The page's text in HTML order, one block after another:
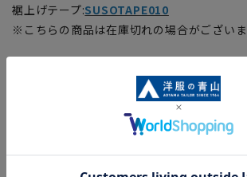
裾上げテープ:SUSOTAPE010
※こちらの商品は在庫切れの場合がございま
■商品画像はサンプルのため、色味やサイ
ある場合がございますので、予めご了承くだ
■ゆとり感には個人差があります。サイズ表
■生地や仕様・デザインにより、着用感や実